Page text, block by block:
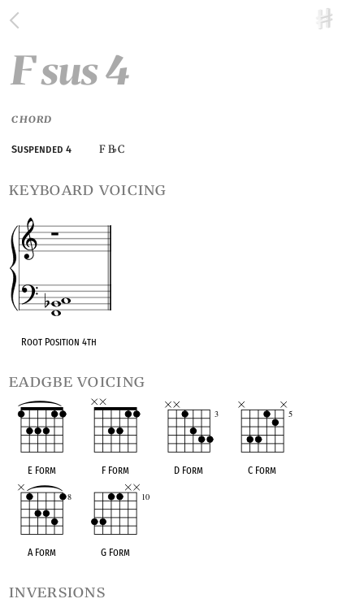
F sus 4
CHORD
Suspended 4 F B♭C
keyboard voicing
Root Position 4th
eadgbe voicing
E Form F Form D Form C Form
A Form G Form
inversions